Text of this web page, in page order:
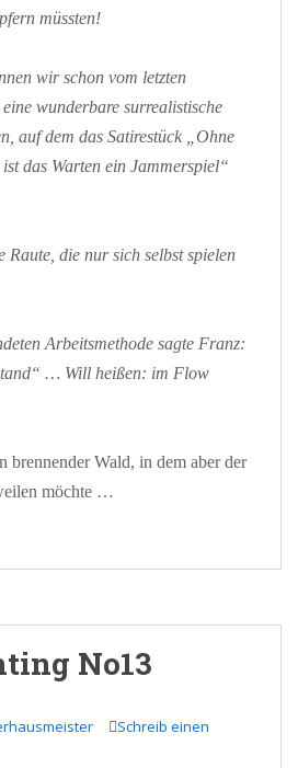
müssten!
wir schon vom letzten
wunderbare surrealistische
auf dem das Satirestück „Ohne
das Warten ein Jammerspiel“
Raute, die nur sich selbst spielen
Arbeitsmethode sagte Franz:
… Will heißen: im Flow
brennender Wald, in dem aber der
möchte …
No13
Schreib einen